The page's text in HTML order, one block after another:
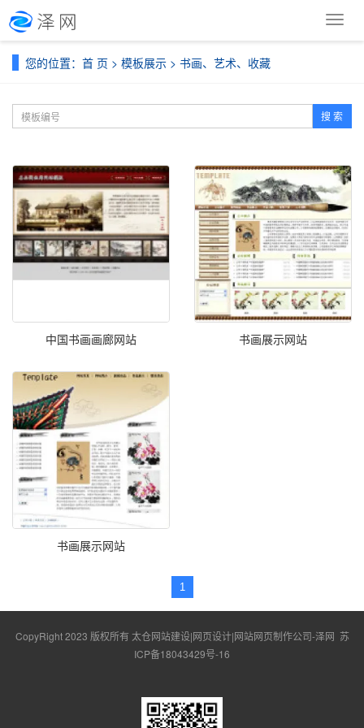
导
您的位置： 首 页 > 模板展示 > 书画、艺术、收藏
搜 索
中国书画画廊网站 书画展示网站
书画展示网站
1
CopyRight 2023 版权所有 太仓网站建设|网页设计|网站网页制作公司-泽网 苏
ICP备18043429号-16